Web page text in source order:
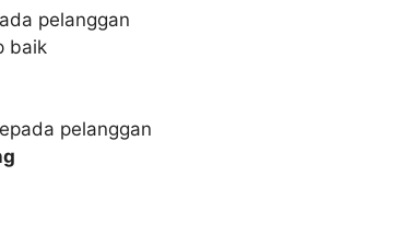
pelanggan
baik
pelanggan